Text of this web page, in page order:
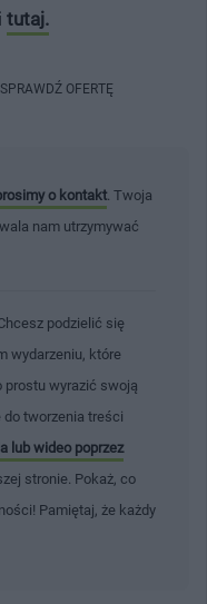
tutaj.
SPRAWDŹ OFERTĘ
o kontakt . Twoja
nam utrzymywać
podzielić się
wydarzeniu, które
prostu wyrazić swoją
do tworzenia treści
lub wideo poprzez
stronie. Pokaż, co
Pamiętaj, że każdy